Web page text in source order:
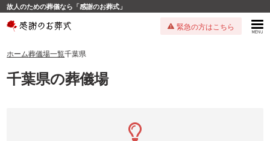
故人のための葬儀なら「感謝のお葬式」
緊急の方はこちら
ホーム葬儀場一覧千葉県
千葉県の葬儀場